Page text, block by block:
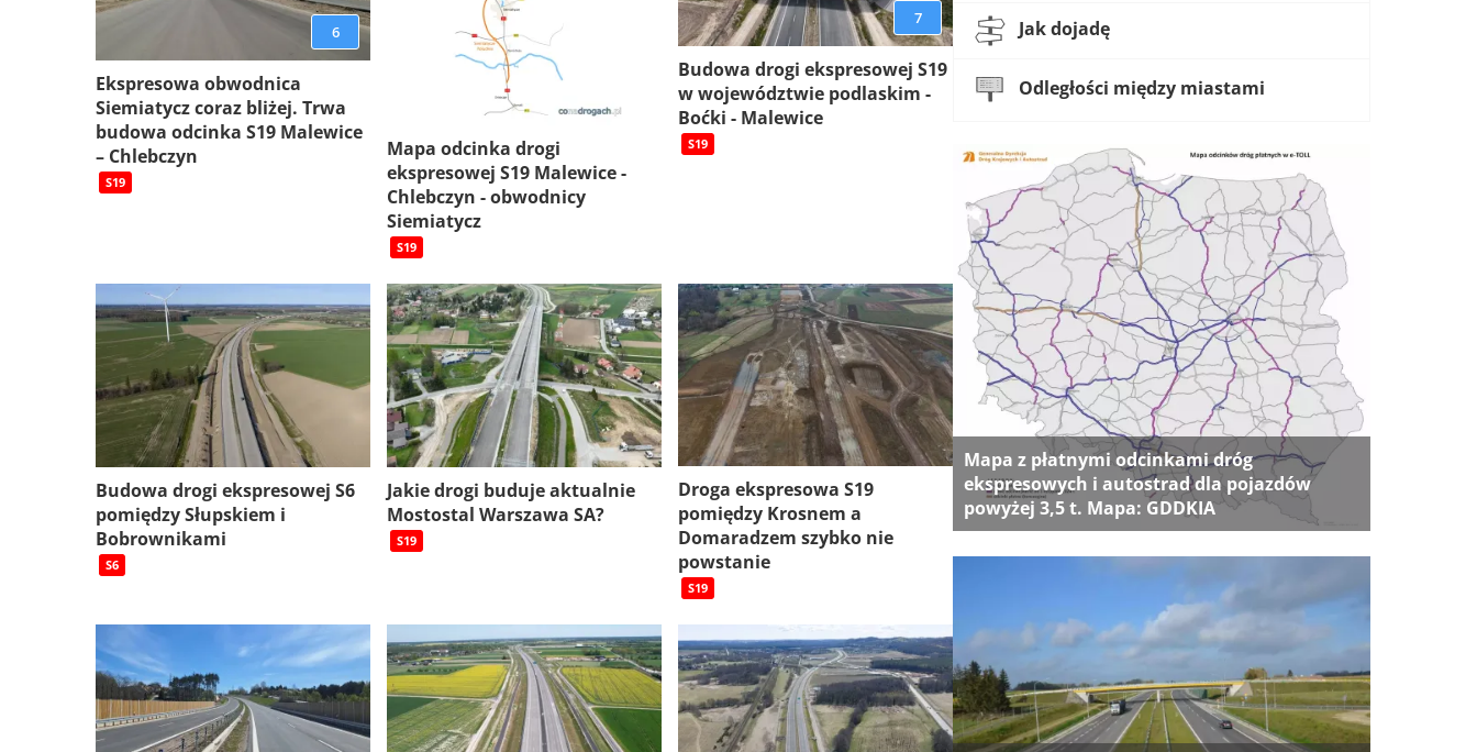
6
Ekspresowa obwodnica
Siemiatycz coraz bliżej. Trwa
budowa odcinka S19 Malewice
– Chlebczyn
S19
Mapa odcinka drogi
ekspresowej S19 Malewice -
Chlebczyn - obwodnicy
Siemiatycz
S19
7
Budowa drogi ekspresowej S19
w województwie podlaskim -
Boćki - Malewice
S19
Budowa drogi ekspresowej S6
pomiędzy Słupskiem i
Bobrownikami
S6
Jakie drogi buduje aktualnie
Mostostal Warszawa SA?
S19
Droga ekspresowa S19
pomiędzy Krosnem a
Domaradzem szybko nie
powstanie
S19
Jak dojadę
Odległości między miastami
Mapa z płatnymi odcinkami dróg
ekspresowych i autostrad dla pojazdów
powyżej 3,5 t. Mapa: GDDKIA